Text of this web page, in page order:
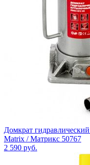
Домкрат
Matrix / Матрикс 50767
2 590 руб.